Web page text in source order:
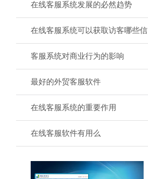
在线客服系统发展的必然趋势
在线客服系统可以获取访客哪些信
客服系统对商业行为的影响
最好的外贸客服软件
在线客服系统的重要作用
在线客服软件有用么